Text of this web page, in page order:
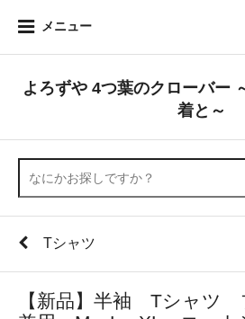
メニュー
よろずや 4つ葉のクローバー
着と～
Tシャツ
【新品】半袖 Tシャツ